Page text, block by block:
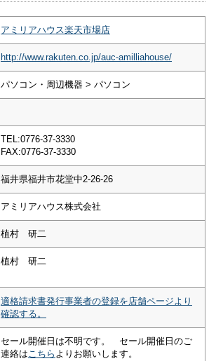
アミリアハウス楽天市場店
http://www.rakuten.co.jp/auc-amilliahouse/
パソコン・周辺機器 > パソコン
TEL:0776-37-3330
FAX:0776-37-3330
福井県福井市花堂中2-26-26
アミリアハウス株式会社
植村 研二
植村 研二
適格請求書発行事業者の登録を店舗ページより
確認する。
セール開催日は不明です。 セール開催日のご
連絡は こちら よりお願いします。